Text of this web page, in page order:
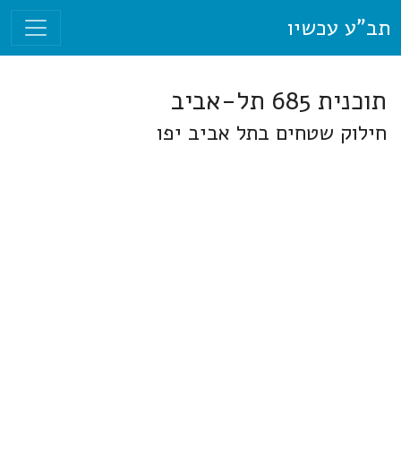
תב"ע עכשיו
תוכנית 685 תל-אביב
חילוק שטחים בתל אביב יפו